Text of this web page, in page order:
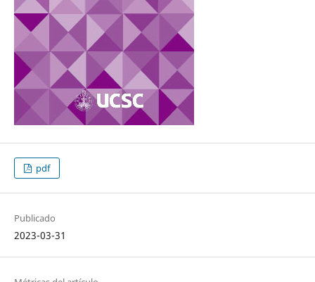
pdf
Publicado
2023-03-31